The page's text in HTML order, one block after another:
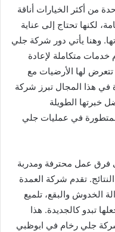
من أكثر الخيارات أناقة
لكنها تحتاج إلى عناية
وهنا يأتي دور شركة جلي
متكاملة لإعادة
لها الأرضيات مع
في هذا المجال تبرز شركة
خبرتها الطويلة
في عمليات جلي
عمل محترفة ومدربة
تقدم شركة العمدة
الخدوش والبقع، تلميع
تبدو كالجديدة. هذا
شركة جلي رخام في ابوظبي